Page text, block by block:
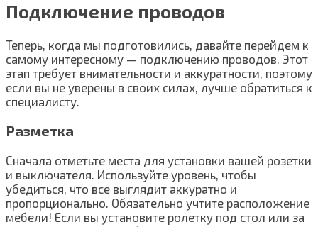
Подключение проводов
Теперь, когда мы подготовились, давайте перейдем к
самому интересному — подключению проводов. Этот
этап требует внимательности и аккуратности, поэтому
если вы не уверены в своих силах, лучше обратиться к
специалисту.
Разметка
Сначала отметьте места для установки вашей розетки
и выключателя. Используйте уровень, чтобы
убедиться, что все выглядит аккуратно и
пропорционально. Обязательно учтите расположение
мебели! Если вы установите ролетку под стол или за